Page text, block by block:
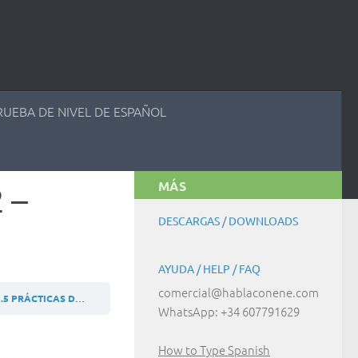
DE NIVEL DE ESPAÑOL
–
DE COMUNICACIÓN / SPEAKING AND COMPREHENSION – SAMPLE
MÁS
DESCARGAS / DOWNLOADS
AYUDA / HELP / FAQ
comercial@hablaconene.com
WhatsApp: +34 607791629
How to Type Spanish